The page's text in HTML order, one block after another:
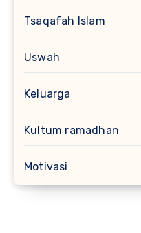
Tsaqafah Islam
Uswah
Keluarga
Kultum ramadhan
Motivasi